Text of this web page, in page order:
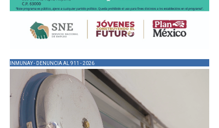
INMUNAY - DENUNCIA AL 911 - 2026